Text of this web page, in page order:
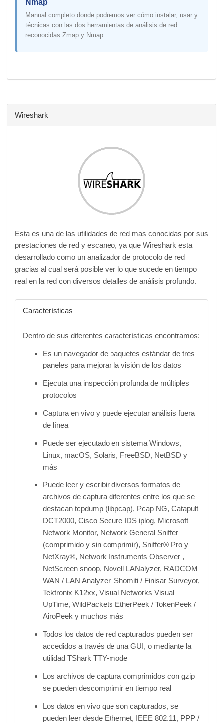
Nmap
Manual completo donde podremos ver cómo instalar, usar y
técnicas con las dos herramientas de análisis de red
reconocidas Zmap y Nmap.
Wireshark
Esta es una de las utilidades de red mas conocidas por sus
prestaciones de red y escaneo, ya que Wireshark esta
desarrollado como un analizador de protocolo de red
gracias al cual será posible ver lo que sucede en tiempo
real en la red con diversos detalles de análisis profundo.
Características
Dentro de sus diferentes características encontramos:
Es un navegador de paquetes estándar de tres
paneles para mejorar la visión de los datos
Ejecuta una inspección profunda de múltiples
protocolos
Captura en vivo y puede ejecutar análisis fuera
de línea
Puede ser ejecutado en sistema Windows,
Linux, macOS, Solaris, FreeBSD, NetBSD y
más
Puede leer y escribir diversos formatos de
archivos de captura diferentes entre los que se
destacan tcpdump (libpcap), Pcap NG, Catapult
DCT2000, Cisco Secure IDS iplog, Microsoft
Network Monitor, Network General Sniffer
(comprimido y sin comprimir), Sniffer® Pro y
NetXray®, Network Instruments Observer ,
NetScreen snoop, Novell LANalyzer, RADCOM
WAN / LAN Analyzer, Shomiti / Finisar Surveyor,
Tektronix K12xx, Visual Networks Visual
UpTime, WildPackets EtherPeek / TokenPeek /
AiroPeek y muchos más
Todos los datos de red capturados pueden ser
accedidos a través de una GUI, o mediante la
utilidad TShark TTY-mode
Los archivos de captura comprimidos con gzip
se pueden descomprimir en tiempo real
Los datos en vivo que son capturados, se
pueden leer desde Ethernet, IEEE 802.11, PPP /